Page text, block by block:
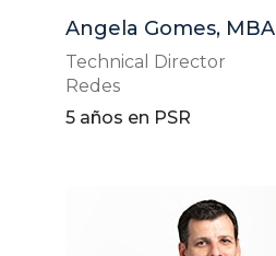
Angela Gomes, MBA
Technical Director
Redes
5 años en PSR